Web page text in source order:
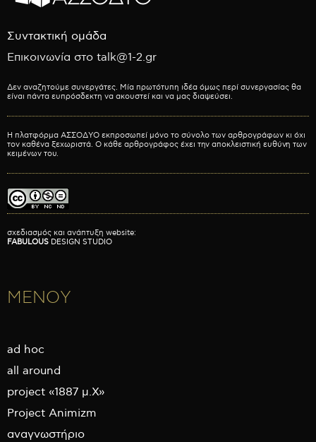
Συντακτική ομάδα
Επικοινωνία στο talk@1-2.gr
Δεν αναζητούμε συνεργάτες. Μία πρωτότυπη ιδέα όμως περί συνεργασίας θα
είναι πάντα ευπρόσδεκτη να ακουστεί και να μας διαψεύσει.
Η πλατφόρμα ΑΣΣΟΔΥΟ εκπροσωπεί μόνο το σύνολο των αρθρογράφων κι όχι
τον καθένα ξεχωριστά. Ο κάθε αρθρογράφος έχει την αποκλειστική ευθύνη των
κειμένων του.
σχεδιασμός και ανάπτυξη website:
FABULOUS DESIGN STUDIO
ΜΕΝΟΥ
ad hoc
all around
project «1887 μ.Χ»
Project Animizm
αναγνωστήριο